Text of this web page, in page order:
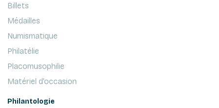
Billets
Médailles
Numismatique
Philatélie
Placomusophilie
Matériel d'occasion
Philantologie